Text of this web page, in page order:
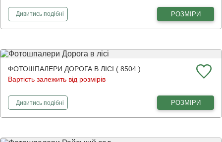
Дивитисьфотошпалери
подібні РОЗМІРИ
ФОТОШПАЛЕРИ ДОРОГА В ЛІСІ ( 8504 )
Вартість залежить від розмірів
Дивитисьфотошпалери
подібні РОЗМІРИ